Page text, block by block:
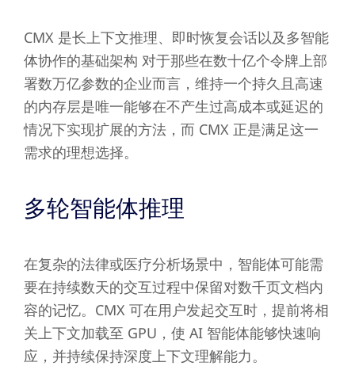
CMX 是长上下文推理、即时恢复会话以及多智能
体协作的基础架构 对于那些在数十亿个令牌上部
署数万亿参数的企业而言，维持一个持久且高速
的内存层是唯一能够在不产生过高成本或延迟的
情况下实现扩展的方法，而 CMX 正是满足这一
需求的理想选择。
多轮智能体推理
在复杂的法律或医疗分析场景中，智能体可能需
要在持续数天的交互过程中保留对数千页文档内
容的记忆。CMX 可在用户发起交互时，提前将相
关上下文加载至 GPU，使 AI 智能体能够快速响
应，并持续保持深度上下文理解能力。